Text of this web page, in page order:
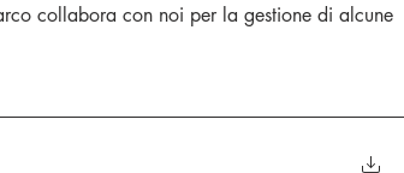
collabora con noi per la gestione di alcune